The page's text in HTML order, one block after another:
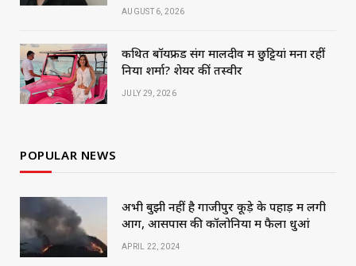
AUGUST 6, 2026
कथित बॉयफ्रेंड संग मालदीव में छुट्टियां मना रहीं
निया शर्मा? शेयर कीं तस्वीरें
JULY 29, 2026
POPULAR NEWS
अभी बुझी नहीं है गाजीपुर कूड़े के पहाड़ में लगी
आग, आसपास की कॉलोनियों में फैला धुआं
APRIL 22, 2024